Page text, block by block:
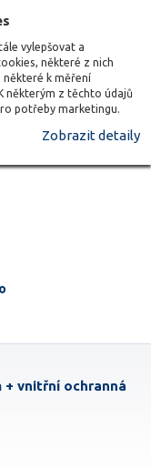
vylepšovat a
některé z nich
některé k měření
některým z těchto údajů
potřeby marketingu.
Zobrazit detaily
+ vnitřní ochranná